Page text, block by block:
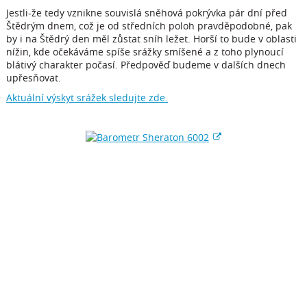
Jestli-že tedy vznikne souvislá sněhová pokrývka pár dní před
Štědrým dnem, což je od středních poloh pravděpodobné, pak
by i na Štědrý den měl zůstat sníh ležet. Horší to bude v oblasti
nížin, kde očekáváme spíše srážky smíšené a z toho plynoucí
blátivý charakter počasí. Předpověď budeme v dalších dnech
upřesňovat.
Aktuální výskyt srážek sledujte zde.